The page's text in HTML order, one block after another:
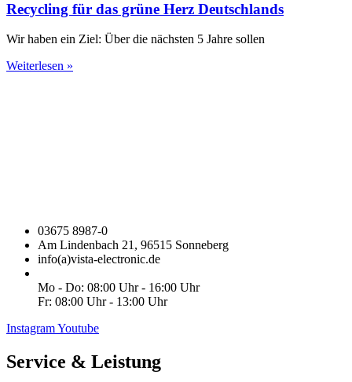
Recycling für das grüne Herz Deutschlands
Wir haben ein Ziel: Über die nächsten 5 Jahre sollen
Weiterlesen »
03675 8987-0
Am Lindenbach 21, 96515 Sonneberg
info(a)vista-electronic.de
Mo - Do: 08:00 Uhr - 16:00 Uhr
Fr: 08:00 Uhr - 13:00 Uhr
InstagramYoutube
Service & Leistung